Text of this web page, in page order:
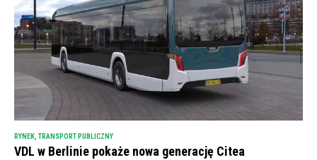
RYNEK TRANSPORT PUBLICZNY
VDL w Berlinie pokaże nowa generację Citea